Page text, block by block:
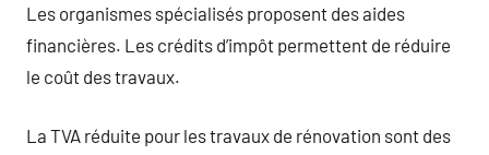
Les organismes spécialisés proposent des aides
financières. Les crédits d’impôt permettent de réduire
le coût des travaux.
La TVA réduite pour les travaux de rénovation sont des